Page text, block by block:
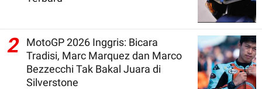
2
MotoGP 2026 Inggris: Bicara
Tradisi, Marc Marquez dan Marco
Bezzecchi Tak Bakal Juara di
Silverstone